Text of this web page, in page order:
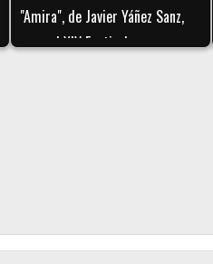
"Amira", de Javier Yáñez Sanz,
gana el XIV Festival